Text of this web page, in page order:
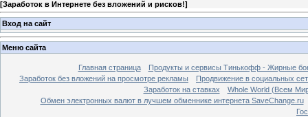
[Заработок в Интернете без вложений и рисков!]
Вход на сайт
Меню сайта
Главная страница
Продукты и сервисы Тинькофф - Жирные
Заработок без вложений на просмотре рекламы
Продвижение в социальных
Заработок на ставках
Whole World (Всем
Обмен электронных валют в лучшем обменнике интернета SaveChange.ru